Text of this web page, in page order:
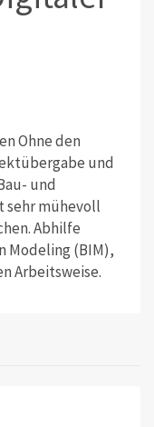
Ohne den
und
und
sehr mühevoll
Abhilfe
Modeling (BIM),
Arbeitsweise.